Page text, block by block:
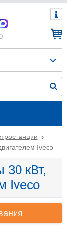
Iveco
30 кВт,
Iveco